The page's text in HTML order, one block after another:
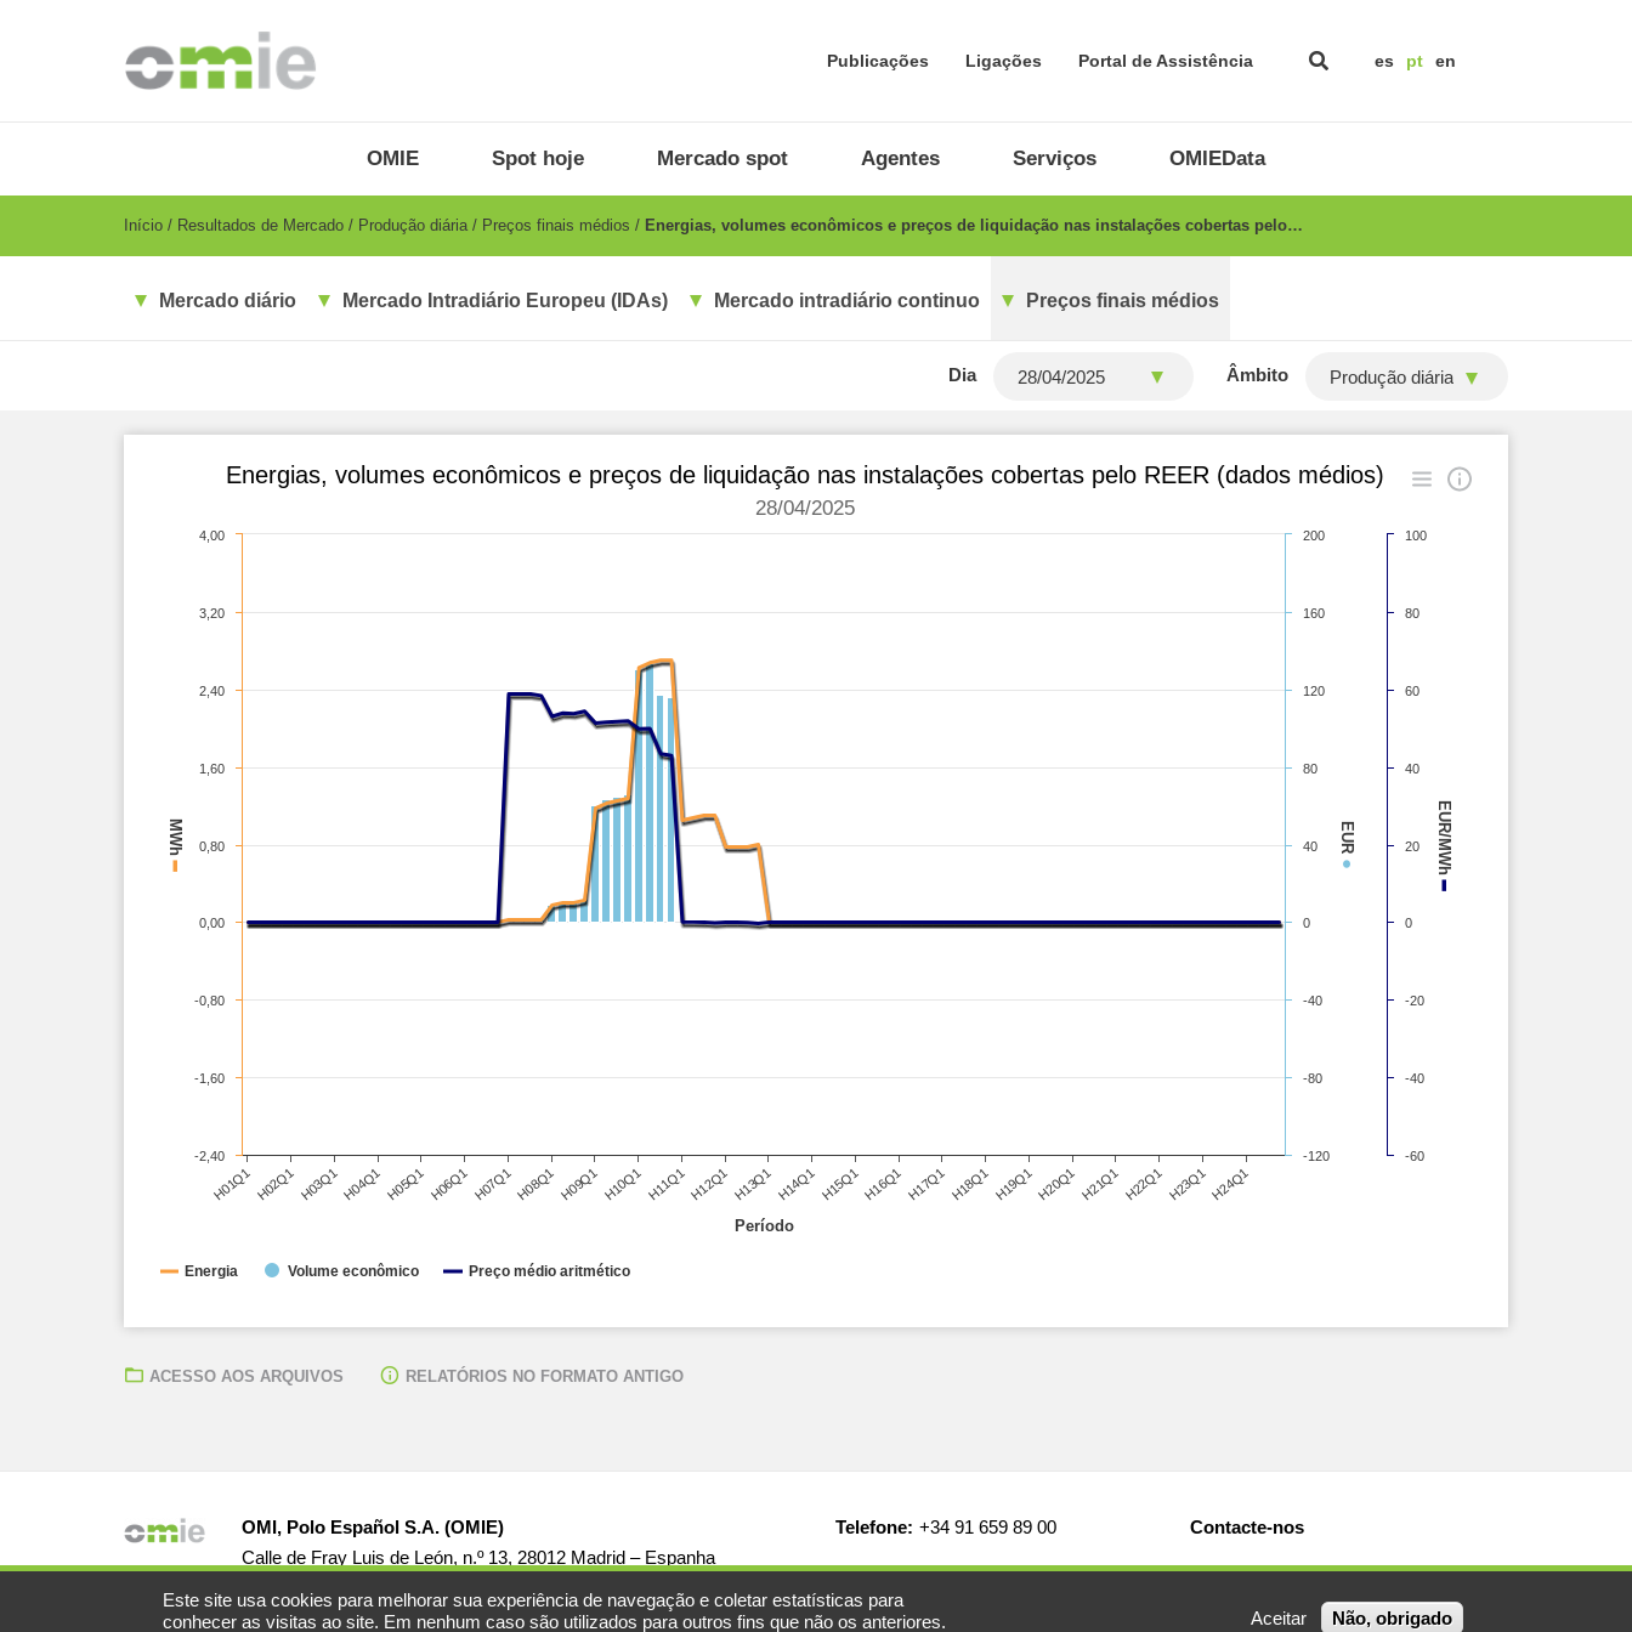
Publicações Ligações Portal de Assistência es pt en
PT
OMIE Spot hoje Mercado spot Agentes Serviços OMIEData
Breadcrumb
Início Resultados de Mercado Produção diária Preços finais médios Energias, volumes econômicos e preços de liquidação nas instalações cobertas pelo…
Mercado diário Mercado Intradiário Europeu (IDAs) Mercado intradiário continuo Preços finais médios
Dia Âmbito Produção diária
Período
EUR
●
MWh EUR/MWh
Energias, volumes econômicos e preços de liquidação nas instalações cobertas pelo REER (dados médios)
28/04/2025
Energia Volume econômico Preço médio aritmético
H01Q1H02Q1H03Q1H04Q1H05Q1H06Q1H07Q1H08Q1H09Q1H10Q1H11Q1H12Q1H13Q1H14Q1H15Q1H16Q1H17Q1H18Q1H19Q1H20Q1H21Q1H22Q1H23Q1H24Q1
-120
-80
-40
0
40
80
120
160
200
-2,40
-1,60
-0,80
0,00
0,80
1,60
2,40
3,20
4,00
-60
-40
-20
0
20
40
60
80
100
ACESSO AOS ARQUIVOS RELATÓRIOS NO FORMATO ANTIGO
OMI, Polo Español S.A. (OMIE)
Calle de Fray Luis de León, n.º 13, 28012 Madrid – Espanha
Telefone: +34 91 659 89 00 Contacte-nos
Este site usa cookies para melhorar sua experiência de navegação e coletar estatísticas para
conhecer as visitas ao site. Em nenhum caso são utilizados para outros fins que não os anteriores.
Aceitar Não, obrigado